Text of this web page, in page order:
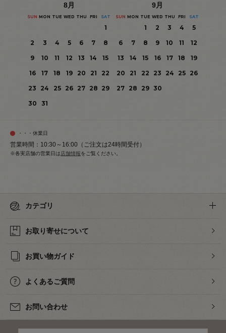
8月
SUN MON TUE WED THU FRI SAT
1
2
3 4 5 6 7
8
9
10 11 12 13 14
15
16
17 18 19 20 21
22
23
24 25 26 27 28 29
30
31
9月
SUN MON TUE WED THU FRI SAT
1 2 3 4
5
6
7 8 9 10 11
12
13
14 15 16 17 18
19
20
21 22 23 24 25
26
27 28 29 30
・・・休業日
営業時間：10:30～16:00（ご注文は24時間受付）
※各実店舗の営業日は 店舗情報をご覧ください。
カテゴリ
お取り寄せについて
お買い物ガイド
よくあるご質問
お問い合わせ